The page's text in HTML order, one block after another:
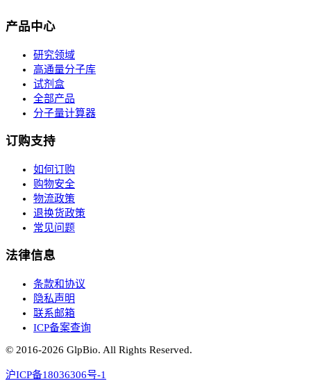
产品中心
研究领域
高通量分子库
试剂盒
全部产品
分子量计算器
订购支持
如何订购
购物安全
物流政策
退换货政策
常见问题
法律信息
条款和协议
隐私声明
联系邮箱
ICP备案查询
© 2016-2026 GlpBio. All Rights Reserved.
沪ICP备18036306号-1